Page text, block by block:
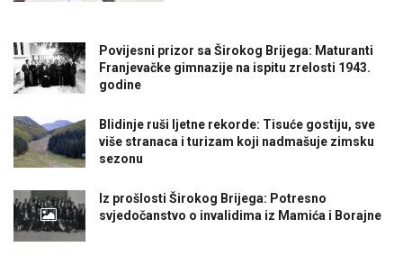
Povijesni prizor sa Širokog Brijega: Maturanti
Franjevačke gimnazije na ispitu zrelosti 1943.
godine
Blidinje ruši ljetne rekorde: Tisuće gostiju, sve
više stranaca i turizam koji nadmašuje zimsku
sezonu
Iz prošlosti Širokog Brijega: Potresno
svjedočanstvo o invalidima iz Mamića i Borajne